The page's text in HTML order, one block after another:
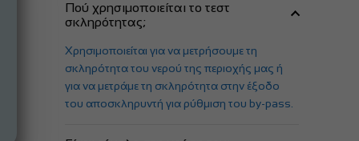
Πού χρησιμοποιείται το τεστ
σκληρότητας;
Χρησιμοποιείται για να μετρήσουμε τη
σκληρότητα του νερού της περιοχής μας ή
για να μετράμε τη σκληρότητα στην έξοδο
του αποσκληρυντή για ρύθμιση του by-pass.